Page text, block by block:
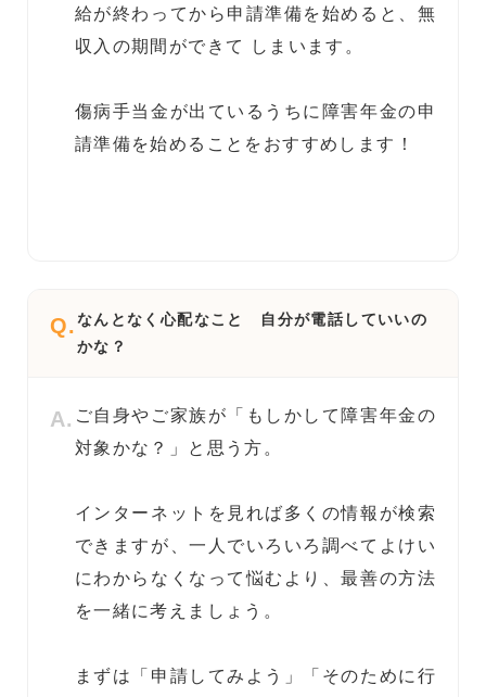
給が終わってから申請準備を始めると、無
収入の期間ができて しまいます。
傷病手当金が出ているうちに障害年金の申
請準備を始めることをおすすめします！
Q.なんとなく心配なこと 自分が電話していいの
かな？
A. ご自身やご家族が「もしかして障害年金の
対象かな？」と思う方。
インターネットを見れば多くの情報が検索
できますが、一人でいろいろ調べてよけい
にわからなくなって悩むより、最善の方法
を一緒に考えましょう。
まずは「申請してみよう」「そのために行